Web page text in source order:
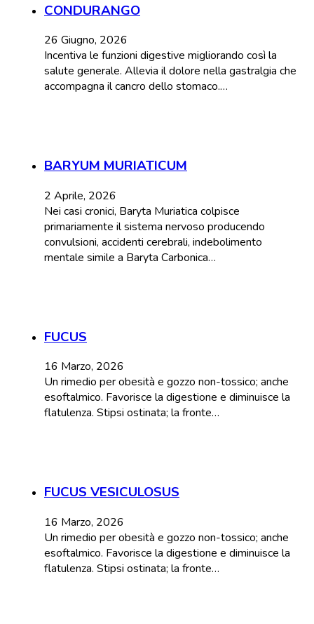
CONDURANGO
26 Giugno, 2026
Incentiva le funzioni digestive migliorando così la
salute generale. Allevia il dolore nella gastralgia che
accompagna il cancro dello stomaco.…
BARYUM MURIATICUM
2 Aprile, 2026
Nei casi cronici, Baryta Muriatica colpisce
primariamente il sistema nervoso producendo
convulsioni, accidenti cerebrali, indebolimento
mentale simile a Baryta Carbonica…
FUCUS
16 Marzo, 2026
Un rimedio per obesità e gozzo non-tossico; anche
esoftalmico. Favorisce la digestione e diminuisce la
flatulenza. Stipsi ostinata; la fronte…
FUCUS VESICULOSUS
16 Marzo, 2026
Un rimedio per obesità e gozzo non-tossico; anche
esoftalmico. Favorisce la digestione e diminuisce la
flatulenza. Stipsi ostinata; la fronte…